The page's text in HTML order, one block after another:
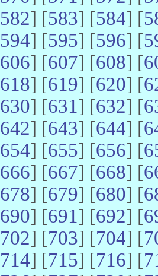
582] [583] [584] [
594] [595] [596] [
606] [607] [608] [
618] [619] [620] [
630] [631] [632] [
642] [643] [644] [
654] [655] [656] [
666] [667] [668] [
678] [679] [680] [
690] [691] [692] [
702] [703] [704] [
714] [715] [716] [